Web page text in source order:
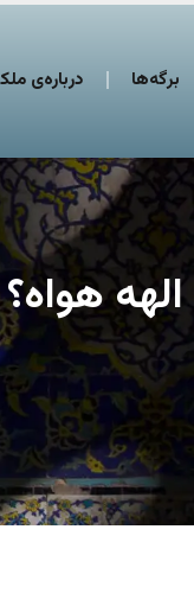
برگه‌ها درباره‌ی
هواه؟